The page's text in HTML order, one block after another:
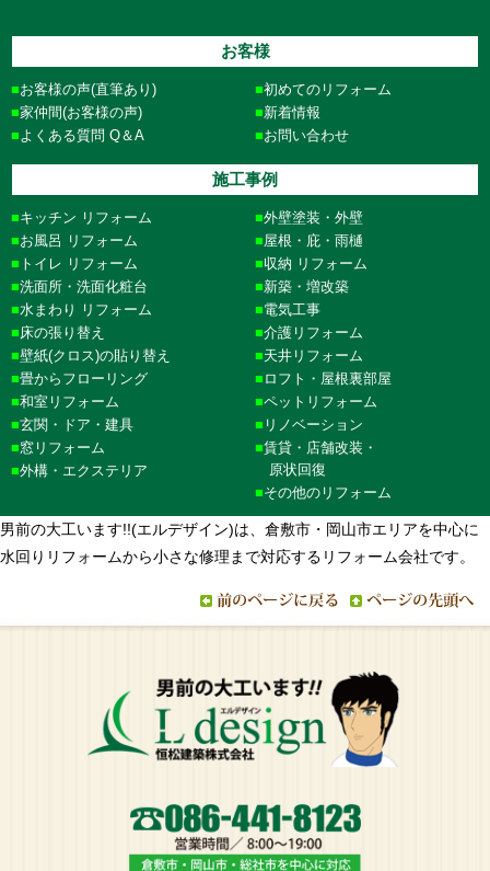
お客様
お客様の声(直筆あり)
家仲間(お客様の声)
よくある質問 Q＆A
初めてのリフォーム
新着情報
お問い合わせ
施工事例
キッチン リフォーム
お風呂 リフォーム
トイレ リフォーム
洗面所・洗面化粧台
水まわり リフォーム
床の張り替え
壁紙(クロス)の貼り替え
畳からフローリング
和室リフォーム
玄関・ドア・建具
窓リフォーム
外構・エクステリア
外壁塗装・外壁
屋根・庇・雨樋
収納 リフォーム
新築・増改築
電気工事
介護リフォーム
天井リフォーム
ロフト・屋根裏部屋
ペットリフォーム
リノベーション
賃貸・店舗改装・
原状回復
その他のリフォーム
男前の大工います!!(エルデザイン)は、倉敷市・岡山市エリアを中心に
水回りリフォームから小さな修理まで対応するリフォーム会社です。